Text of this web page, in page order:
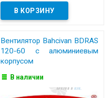
Вентилятор Bahcivan BDRAS
120-60 с алюминиевым
корпусом
В наличии